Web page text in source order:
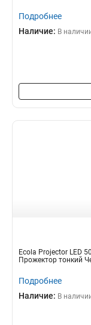
Подробнее
Наличие: В
Ecola Projector LED
Прожектор тонкий
Подробнее
Наличие: В